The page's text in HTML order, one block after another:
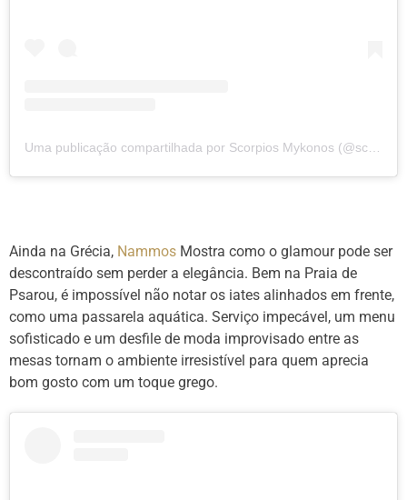
Ainda na Grécia, Nammos Mostra como o glamour pode ser
descontraído sem perder a elegância. Bem na Praia de
Psarou, é impossível não notar os iates alinhados em frente,
como uma passarela aquática. Serviço impecável, um menu
sofisticado e um desfile de moda improvisado entre as
mesas tornam o ambiente irresistível para quem aprecia
bom gosto com um toque grego.